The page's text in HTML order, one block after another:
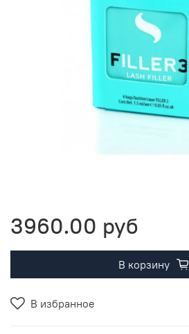
В избранное
3960.00 руб
В корзину